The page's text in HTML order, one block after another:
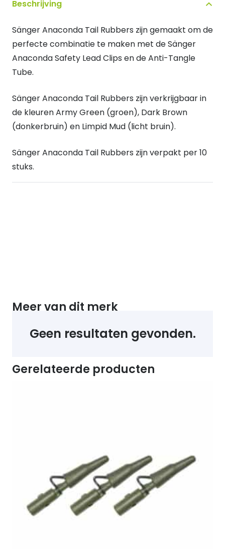
Rubbers
brown
quantity
Beschrijving
Sänger Anaconda Tail Rubbers zijn gemaakt om de
perfecte combinatie te maken met de Sänger
Anaconda Safety Lead Clips en de Anti-Tangle
Tube.
Sänger Anaconda Tail Rubbers zijn verkrijgbaar in
de kleuren Army Green (groen), Dark Brown
(donkerbruin) en Limpid Mud (licht bruin).
Sänger Anaconda Tail Rubbers zijn verpakt per 10
stuks.
Meer van dit merk
Geen resultaten gevonden.
Gerelateerde producten